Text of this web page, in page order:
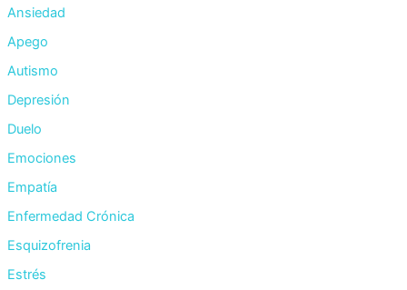
Ansiedad
Apego
Autismo
Depresión
Duelo
Emociones
Empatía
Enfermedad Crónica
Esquizofrenia
Estrés